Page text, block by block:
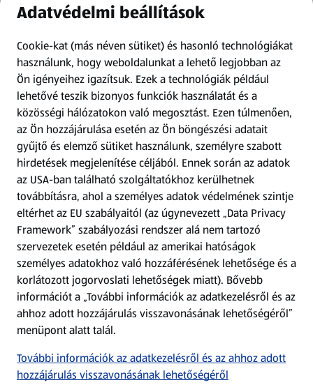
Információk
Kérdőív
Fizetési lehetőségek
ALDI utalványok
Árcsökkentés
Adattörlő alkalmazás
Szervizpont
(új oldalon nyílik meg)
Fedezz fel minket az interneten!
Töltsd le az ALDI Magyarország applikációt!
Adatvédelmi beállítások
Cookie-kat (más néven sütiket) és hasonló technológiákat
használunk, hogy weboldalunkat a lehető legjobban az
Ön igényeihez igazítsuk. Ezek a technológiák például
lehetővé teszik bizonyos funkciók használatát és a
közösségi hálózatokon való megosztást. Ezen túlmenően,
az Ön hozzájárulása esetén az Ön böngészési adatait
gyűjtő és elemző sütiket használunk, személyre szabott
hirdetések megjelenítése céljából. Ennek során az adatok
az USA-ban található szolgáltatókhoz kerülhetnek
továbbításra, ahol a személyes adatok védelmének szintje
eltérhet az EU szabályaitól (az úgynevezett „Data Privacy
Framework” szabályozási rendszer alá nem tartozó
szervezetek esetén például az amerikai hatóságok
személyes adatokhoz való hozzáférésének lehetősége és a
korlátozott jogorvoslati lehetőségek miatt). Bővebb
információt a „További információk az adatkezelésről és az
ahhoz adott hozzájárulás visszavonásának lehetőségéről”
menüpont alatt talál.
További információk az adatkezelésről és az ahhoz adott
hozzájárulás visszavonásának lehetőségéről